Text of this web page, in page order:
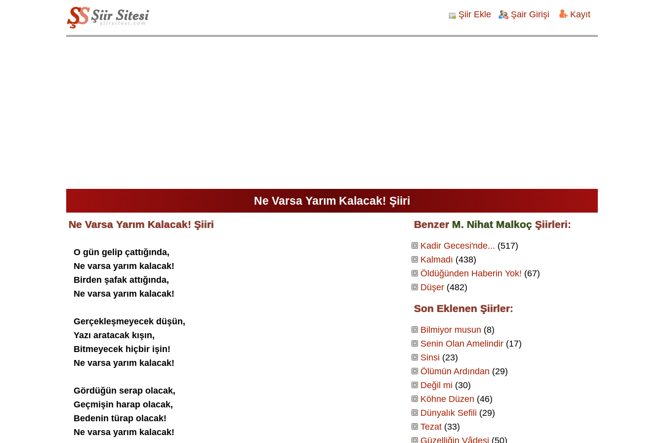
Şiir Ekle Şair Girişi Kayıt
Ne Varsa Yarım Kalacak! Şiiri
Ne Varsa Yarım Kalacak! Şiiri
O gün gelip çattığında,
Ne varsa yarım kalacak!
Birden şafak attığında,
Ne varsa yarım kalacak!
Gerçekleşmeyecek düşün,
Yazı aratacak kışın,
Bitmeyecek hiçbir işin!
Ne varsa yarım kalacak!
Gördüğün serap olacak,
Geçmişin harap olacak,
Bedenin türap olacak!
Ne varsa yarım kalacak!
Benzer M. Nihat Malkoç Şiirleri:
Kadir Gecesi'nde... (517)
Kalmadı (438)
Öldüğünden Haberin Yok! (67)
Düşer (482)
Son Eklenen Şiirler:
Bilmiyor musun (8)
Senin Olan Amelindir (17)
Sinsi (23)
Ölümün Ardından (29)
Değil mi (30)
Köhne Düzen (46)
Dünyalık Sefili (29)
Tezat (33)
Güzelliğin Vâdesi (50)